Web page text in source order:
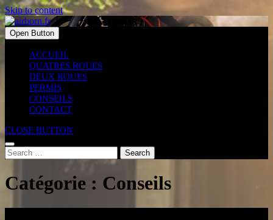
Skip to content
Open Button
ACCUEIL
QUATRES ROUES
DEUX ROUES
PERMIS
CONSEILS
CONTACT
CLOSE BUTTON
Search
Catégorie : Conseils